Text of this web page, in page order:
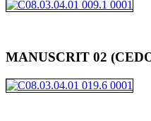
MANUSCRIT 02